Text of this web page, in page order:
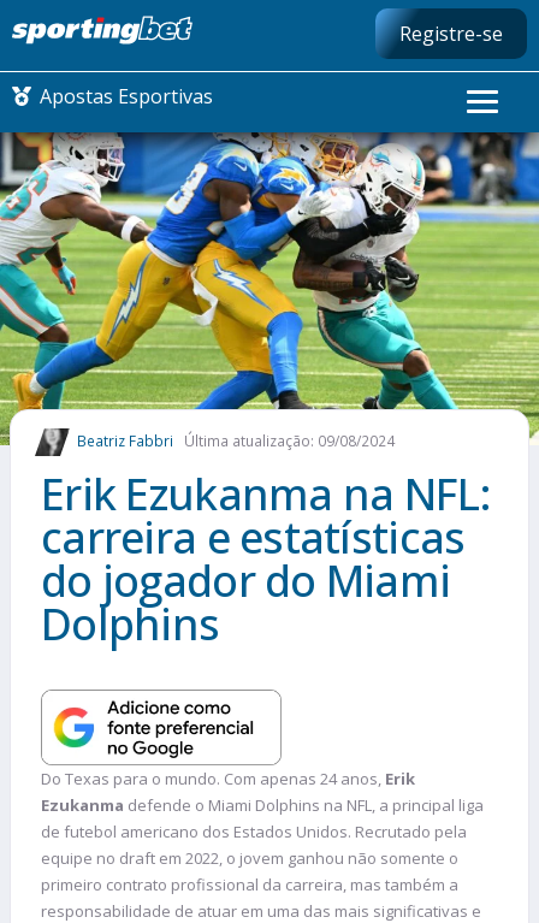
Registre-se
Apostas Esportivas
CONMEBOL LIBERTADORES
FUTEBOL NACIONAL
FUTEBOL INTERNACIONAL
COMO APOSTAR
MAIS ESPORTES
Beatriz Fabbri Última atualização: 09/08/2024
Erik Ezukanma na NFL:
carreira e estatísticas
do jogador do Miami
Dolphins
Do Texas para o mundo. Com apenas 24 anos, Erik
Ezukanma defende o Miami Dolphins na NFL, a principal liga
de futebol americano dos Estados Unidos. Recrutado pela
equipe no draft em 2022, o jovem ganhou não somente o
primeiro contrato profissional da carreira, mas também a
responsabilidade de atuar em uma das mais significativas e